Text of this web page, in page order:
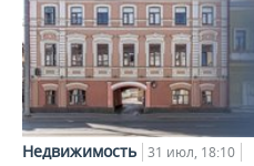
Недвижимость 31 июл, 18:10